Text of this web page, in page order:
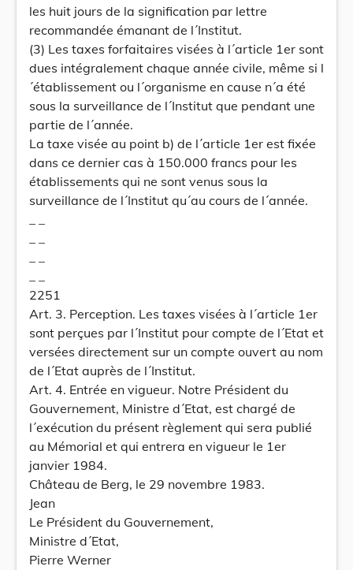
les huit jours de la signification par lettre
recommandée émanant de l´Institut.
(3) Les taxes forfaitaires visées à l´article 1er sont
dues intégralement chaque année civile, même si l
´établissement ou l´organisme en cause n´a été
sous la surveillance de l´Institut que pendant une
partie de l´année.
La taxe visée au point b) de l´article 1er est fixée
dans ce dernier cas à 150.000 francs pour les
établissements qui ne sont venus sous la
surveillance de l´Institut qu´au cours de l´année.
2251
Art. 3. Perception. Les taxes visées à l´article 1er
sont perçues par l´Institut pour compte de l´Etat et
versées directement sur un compte ouvert au nom
de l´Etat auprès de l´Institut.
Art. 4. Entrée en vigueur. Notre Président du
Gouvernement, Ministre d´Etat, est chargé de
l´exécution du présent règlement qui sera publié
au Mémorial et qui entrera en vigueur le 1er
janvier 1984.
Château de Berg, le 29 novembre 1983.
Jean
Le Président du Gouvernement,
Ministre d´Etat,
Pierre Werner